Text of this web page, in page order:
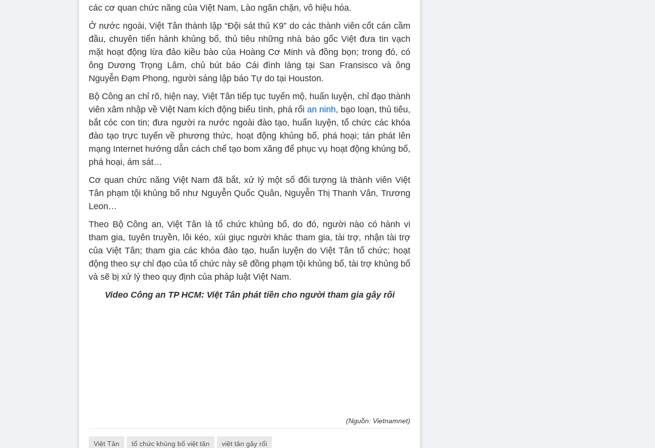
các cơ quan chức năng của Việt Nam, Lào ngăn chặn, vô hiệu hóa.
Ở nước ngoài, Việt Tân thành lập “Đội sát thủ K9” do các thành viên cốt cán cầm
đầu, chuyên tiến hành khủng bố, thủ tiêu những nhà báo gốc Việt đưa tin vạch
mặt hoạt động lừa đảo kiều bào của Hoàng Cơ Minh và đồng bọn; trong đó, có
ông Dương Trọng Lâm, chủ bút báo Cái đình làng tại San Fransisco và ông
Nguyễn Đạm Phong, người sáng lập báo Tự do tại Houston.
Bộ Công an chỉ rõ, hiện nay, Việt Tân tiếp tục tuyển mộ, huấn luyện, chỉ đạo thành
viên xâm nhập về Việt Nam kích động biểu tình, phá rối an ninh, bạo loạn, thủ tiêu,
bắt cóc con tin; đưa người ra nước ngoài đào tạo, huấn luyện, tổ chức các khóa
đào tạo trực tuyến về phương thức, hoạt động khủng bố, phá hoại; tán phát lên
mạng Internet hướng dẫn cách chế tạo bom xăng để phục vụ hoạt động khủng bố,
phá hoại, ám sát…
Cơ quan chức năng Việt Nam đã bắt, xử lý một số đối tượng là thành viên Việt
Tân phạm tội khủng bố như Nguyễn Quốc Quân, Nguyễn Thị Thanh Vân, Trương
Leon…
Theo Bộ Công an, Việt Tân là tổ chức khủng bố, do đó, người nào có hành vi
tham gia, tuyên truyền, lôi kéo, xúi giục người khác tham gia, tài trợ, nhận tài trợ
của Việt Tân; tham gia các khóa đào tạo, huấn luyện do Việt Tân tổ chức; hoạt
động theo sự chỉ đạo của tổ chức này sẽ đồng phạm tội khủng bố, tài trợ khủng bố
và sẽ bị xử lý theo quy định của pháp luật Việt Nam.
Video Công an TP HCM: Việt Tân phát tiền cho người tham gia gây rối
(Nguồn: Vietnamnet)
Việt Tân tổ chức khủng bố việt tân việt tân gây rối